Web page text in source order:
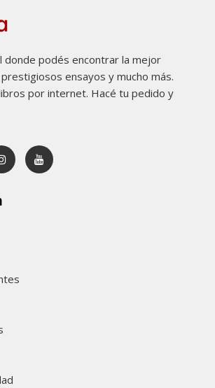
donde podés encontrar la mejor
ensayos y mucho más.
por internet. Hacé tu pedido y